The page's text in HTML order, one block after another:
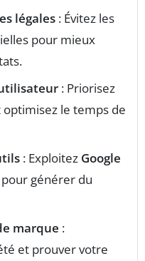
légales : Évitez les
pour mieux
: Priorisez
optimisez le temps de
: Exploitez Google
pour générer du
marque :
et prouver votre